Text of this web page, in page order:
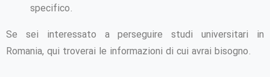
specifico.
Se sei interessato a perseguire studi universitari in
Romania, qui troverai le informazioni di cui avrai bisogno.